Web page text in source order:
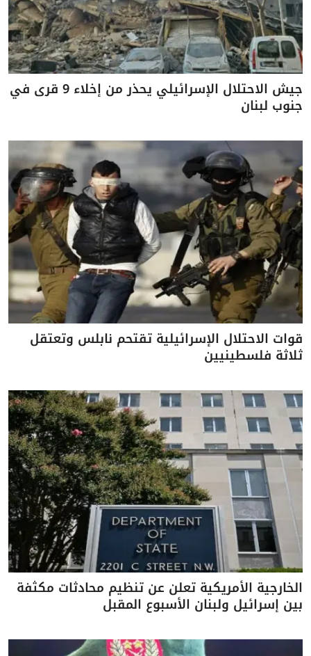
جيش الاحتلال الإسرائيلي يحذر من إخلاء 9 قرى في
جنوب لبنان
قوات الاحتلال الإسرائيلية تقتحم نابلس وتعتقل
ثلاثة فلسطينيين
الخارجية الأمريكية تعلن عن تنظيم محادثات مكثفة
بين إسرائيل ولبنان الأسبوع المقبل